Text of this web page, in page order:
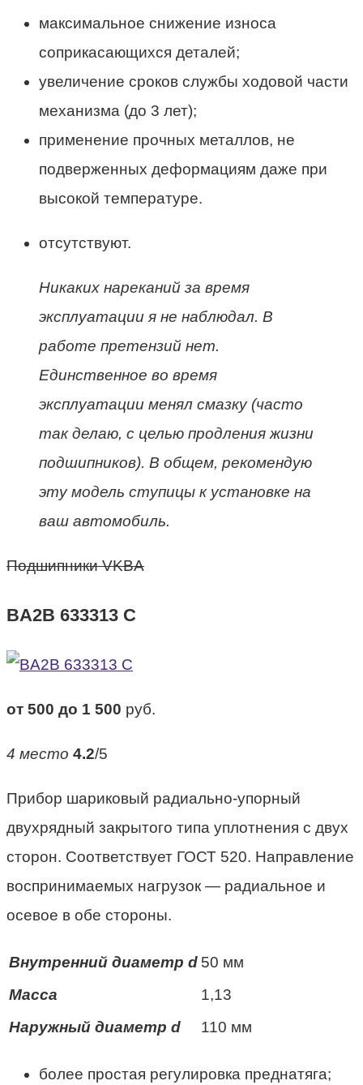
максимальное снижение износа
соприкасающихся деталей;
увеличение сроков службы ходовой части
механизма (до 3 лет);
применение прочных металлов, не
подверженных деформациям даже при
высокой температуре.
отсутствуют.
Никаких нареканий за время
эксплуатации я не наблюдал. В
работе претензий нет.
Единственное во время
эксплуатации менял смазку (часто
так делаю, с целью продления жизни
подшипников). В общем, рекомендую
эту модель ступицы к установке на
ваш автомобиль.
Подшипники VKBA
BA2B 633313 C
от 500 до 1 500 руб.
4 место 4.2/5
Прибор шариковый радиально-упорный
двухрядный закрытого типа уплотнения с двух
сторон. Соответствует ГОСТ 520. Направление
воспринимаемых нагрузок — радиальное и
осевое в обе стороны.
Внутренний диаметр d 50 мм
Масса
1,13
Наружный диаметр d
110 мм
более простая регулировка преднатяга;